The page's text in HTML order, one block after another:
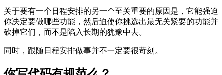
关于要有一个日程安排的另一个至关重要的原因是，它能强迫
你决定要做哪些功能，然后迫使你挑选出最无关紧要的功能并
砍掉它们，而不是陷入长期的犹豫中去。
同时，跟随日程安排做事并不一定要很苛刻。